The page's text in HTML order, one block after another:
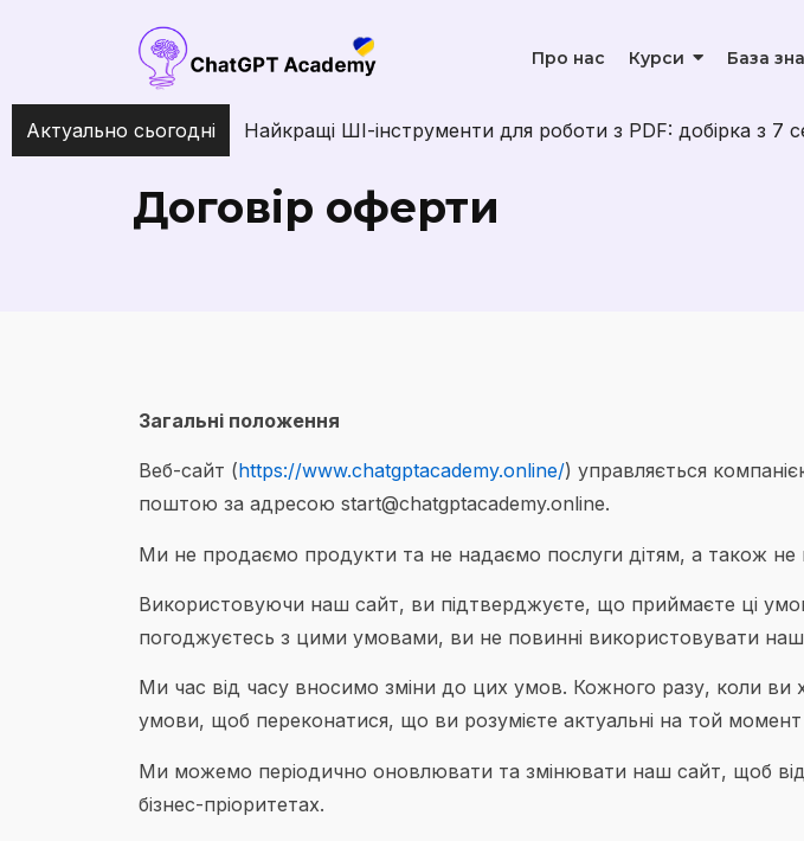
Про нас Курси База
Актуально сьогодні Найкращі ШІ-інструменти для роботи з PDF: добірка з 7
Договір оферти
Загальні положення
Веб-сайт (https://www.chatgptacademy.online/) управляється
поштою за адресою start@chatgptacademy.online.
Ми не продаємо продукти та не надаємо послуги дітям, а також не
Використовуючи наш сайт, ви підтверджуєте, що приймаєте ці
погоджуєтесь з цими умовами, ви не повинні використовувати
Ми час від часу вносимо зміни до цих умов. Кожного разу, коли ви
умови, щоб переконатися, що ви розумієте актуальні на той
Ми можемо періодично оновлювати та змінювати наш сайт, щоб
бізнес-пріоритетах.